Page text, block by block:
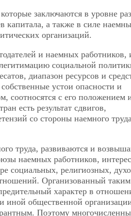
заключаются в уровне
капитала, а также в силе
организаций.
и наемных работников,
социальной
диапазон ресурсов и
устои опасности и
соотносятся с его положением
есть результат сдвигов,
со стороны наемного
труда, развиваются и
наемных работников, интерес
социальных, религиозных,
Организованный таким
характер в
иной общественной
Поэтому